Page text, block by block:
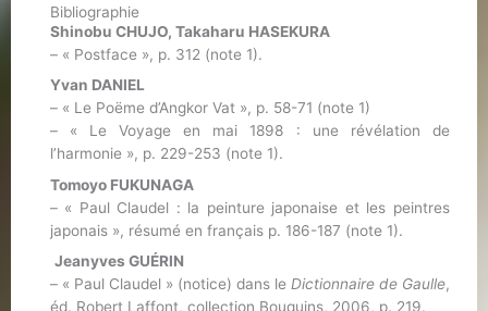
Bibliographie
Shinobu CHUJO, Takaharu HASEKURA
– « Postface », p. 312 (note 1).
Yvan DANIEL
– « Le Poëme d’Angkor Vat », p. 58-71 (note 1)
– « Le Voyage en mai 1898 : une révélation de
l’harmonie », p. 229-253 (note 1).
Tomoyo FUKUNAGA
– « Paul Claudel : la peinture japonaise et les peintres
japonais », résumé en français p. 186-187 (note 1).
Jeanyves GUÉRIN
– « Paul Claudel » (notice) dans le Dictionnaire de Gaulle,
éd. Robert Laffont, collection Bouquins, 2006, p. 219.